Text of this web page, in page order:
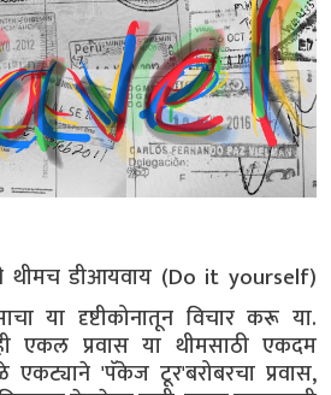
थीमच डीआयवाय (Do it yourself)
या दृष्टीकोनातून विचार करू या.
एकल प्रवास या थीमसाठी एकदम
'पॅकेज टूर'बरोबरचा प्रवास,